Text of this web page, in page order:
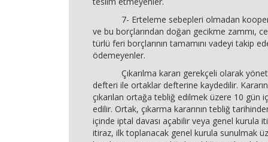
7- Erteleme sebepleri olmadan
ve bu borçlarından doğan gecikme zammı,
türlü feri borçlarının tamamını vadeyi takip
ödemeyenler.
Çıkarılma kararı gerekçeli olarak
defteri ile ortaklar defterine kaydedilir.
çıkarılan ortağa tebliğ edilmek üzere 10 gün
edilir. Ortak, çıkarma kararının tebliğ
içinde iptal davası açabilir veya genel kurula
itiraz, ilk toplanacak genel kurula sunulmak